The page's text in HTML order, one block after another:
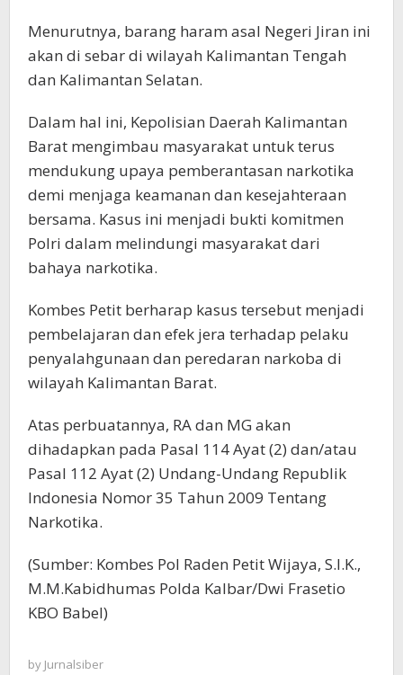
Menurutnya, barang haram asal Negeri Jiran ini
akan di sebar di wilayah Kalimantan Tengah
dan Kalimantan Selatan.
Dalam hal ini, Kepolisian Daerah Kalimantan
Barat mengimbau masyarakat untuk terus
mendukung upaya pemberantasan narkotika
demi menjaga keamanan dan kesejahteraan
bersama. Kasus ini menjadi bukti komitmen
Polri dalam melindungi masyarakat dari
bahaya narkotika.
Kombes Petit berharap kasus tersebut menjadi
pembelajaran dan efek jera terhadap pelaku
penyalahgunaan dan peredaran narkoba di
wilayah Kalimantan Barat.
Atas perbuatannya, RA dan MG akan
dihadapkan pada Pasal 114 Ayat (2) dan/atau
Pasal 112 Ayat (2) Undang-Undang Republik
Indonesia Nomor 35 Tahun 2009 Tentang
Narkotika.
(Sumber: Kombes Pol Raden Petit Wijaya, S.I.K.,
M.M.Kabidhumas Polda Kalbar/Dwi Frasetio
KBO Babel)
by Jurnalsiber